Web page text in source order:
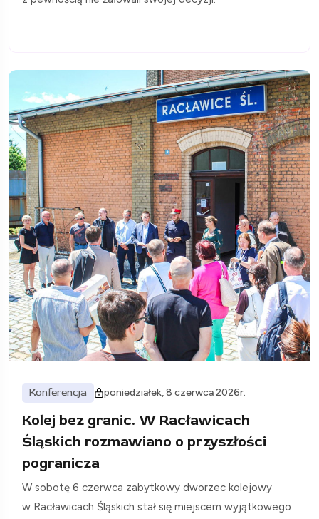
Konferencja poniedziałek, 8 czerwca 2026r.
Kolej bez granic. W Racławicach
Śląskich rozmawiano o przyszłości
pogranicza
W sobotę 6 czerwca zabytkowy dworzec kolejowy
w Racławicach Śląskich stał się miejscem wyjątkowego